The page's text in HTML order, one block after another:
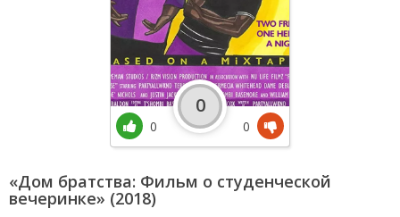
«Дом братства: Фильм о студенческой
вечеринке» (2018)
0
0
0